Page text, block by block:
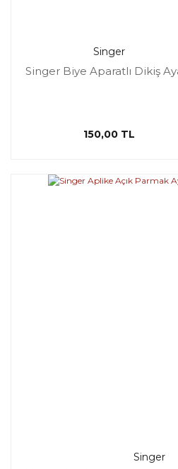
Singer
Singer Biye Aparatlı Dikiş
150,00 TL
Singer